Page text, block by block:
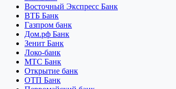
Восточный Экспресс Банк
ВТБ Банк
Газпром банк
Дом.рф Банк
Зенит Банк
Локо-банк
МТС Банк
Открытие банк
ОТП Банк